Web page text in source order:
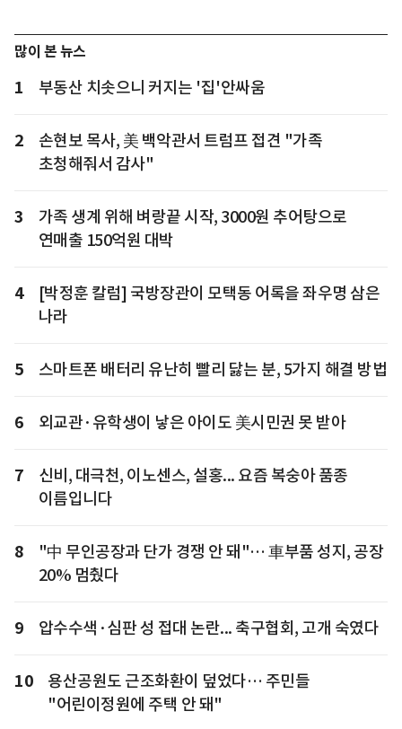
많이 본 뉴스
1 부동산 치솟으니 커지는 '집'안싸움
2
손현보 목사, 美 백악관서 트럼프 접견 "가족
초청해줘서 감사"
3
가족 생계 위해 벼랑끝 시작, 3000원 추어탕으로
연매출 150억원 대박
4
[박정훈 칼럼] 국방장관이 모택동 어록을 좌우명 삼은
나라
5 스마트폰 배터리 유난히 빨리 닳는 분, 5가지 해결 방법
6 외교관·유학생이 낳은 아이도 美시민권 못 받아
7
신비, 대극천, 이노센스, 설홍... 요즘 복숭아 품종
이름입니다
8
"中 무인공장과 단가 경쟁 안 돼"… 車부품 성지, 공장
20% 멈췄다
9 압수수색·심판 성 접대 논란... 축구협회, 고개 숙였다
10
용산공원도 근조화환이 덮었다… 주민들
"어린이정원에 주택 안 돼"